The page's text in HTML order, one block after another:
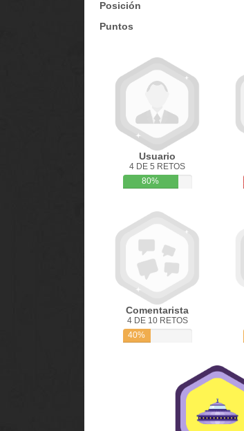
Posición
Puntos
Usuario
4 DE 5 RETOS
80%
Comentarista
4 DE 10 RETOS
40%